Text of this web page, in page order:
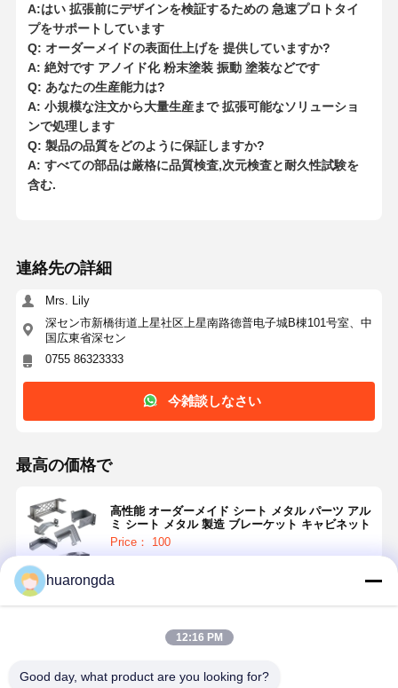
鋳造機
A:はい 拡張前にデザインを検証するための 急速プロトタイ
プをサポートしています
Q: オーダーメイドの表面仕上げを 提供していますか?
A: 絶対です アノイド化 粉末塗装 振動 塗装などです
Q: あなたの生産能力は?
A: 小規模な注文から大量生産まで 拡張可能なソリューショ
ンで処理します
Q: 製品の品質をどのように保証しますか?
A: すべての部品は厳格に品質検査,次元検査と耐久性試験を
含む.
連絡先の詳細
Mrs. Lily
深セン市新橋街道上星社区上星南路德普电子城B棟101号室、中
国広東省深セン
0755 86323333
今雑談しなさい
最高の価格で
高性能 オーダーメイド シート メタル パーツ アル
ミ シート メタル 製造 ブレーケット キャビネット
Price： 100
huarongda
12:16 PM
Good day, what product are you looking for?